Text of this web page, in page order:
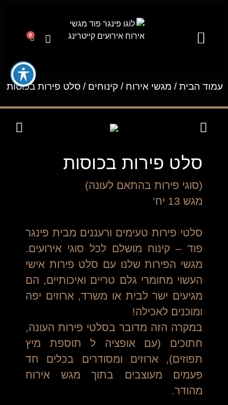
0
עמוד הבית/ מגשי אירוח / קינוחים / סלט פירות בכוסות
סלט פירות בכוסות
(סוגי פירות בהתאם לעונה)
מגש 13 יח’
סלטי פירות טעימים ורעננים מבית פינגר
פוד – קינוח מושלם לכל סוגי אירועים.
מגשי הפירות שלנו עם סלט פירות אישי
העשוי מחומרי גלם טריים ואיכותיים, הם
מגיעים ישר לבית או משרד, ארוזים יפה
ומוכנים לאכילה!
במקרה הזה מדובר בסלטי פירות העונה,
חתוכים (עם אופציה ל תוספת מיץ
תפוזים), ארוזים ומסודרים בכלים חד
פעמים מעוצבים בתוך מגש אירוח
מהודר.